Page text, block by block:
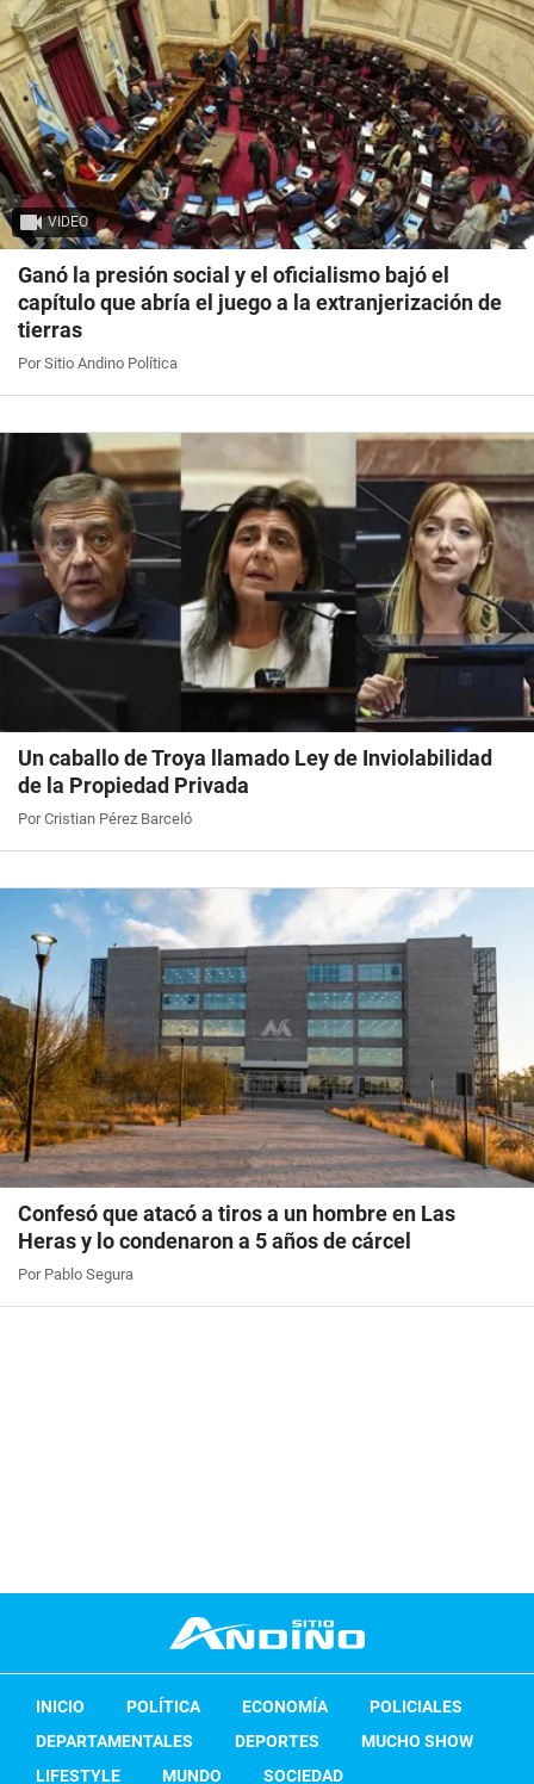
VIDEO
Ganó la presión social y el oficialismo bajó el
capítulo que abría el juego a la extranjerización de
tierras
Por Sitio Andino Política
Un caballo de Troya llamado Ley de Inviolabilidad
de la Propiedad Privada
Por Cristian Pérez Barceló
Confesó que atacó a tiros a un hombre en Las
Heras y lo condenaron a 5 años de cárcel
Por Pablo Segura
INICIO POLÍTICA ECONOMÍA
POLICIALES
DEPARTAMENTALES
DEPORTES
MUCHO SHOW
LIFESTYLE
MUNDO SOCIEDAD